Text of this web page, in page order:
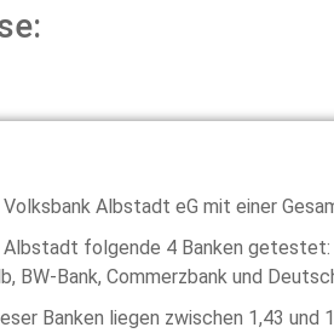
Albstadt eG mit einer
Albstadt folgende 4 Banken getestet:
BW-Bank, Commerzbank und
Banken liegen zwischen 1,43 und